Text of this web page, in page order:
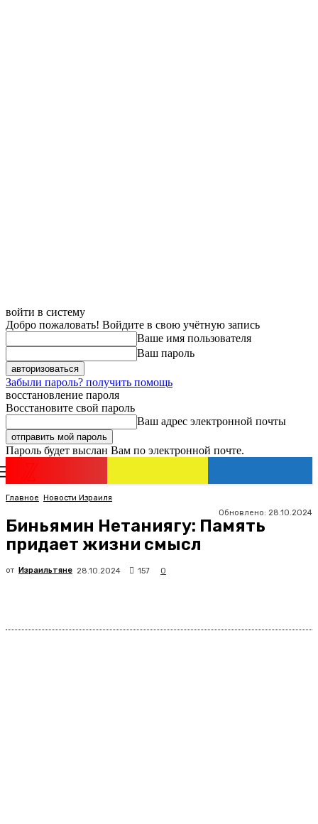
войти в систему
Добро пожаловать! Войдите в свою учётную запись
Ваше имя пользователя
Ваш пароль
Забыли пароль? получить помощь
восстановление пароля
Восстановите свой пароль
Ваш адрес электронной почты
Пароль будет выслан Вам по электронной почте.
Главное
Новости Израиля
Обновлено: 28.10.2024
Биньямин Нетаниягу: Память
придает жизни смысл
от Израильтяне 28.10.2024 157 0